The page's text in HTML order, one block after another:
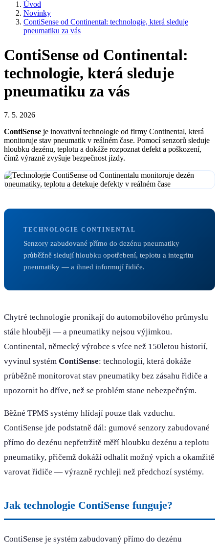
Úvod
Novinky
ContiSense od Continental: technologie, která sleduje
pneumatiku za vás
ContiSense od Continental:
technologie, která sleduje
pneumatiku za vás
7. 5. 2026
ContiSense je inovativní technologie od firmy Continental, která
monitoruje stav pneumatik v reálném čase. Pomocí senzorů sleduje
hloubku dezénu, teplotu a dokáže rozpoznat defekt a poškození,
čímž výrazně zvyšuje bezpečnost jízdy.
TECHNOLOGIE CONTINENTAL
Senzory zabudované přímo do dezénu pneumatiky
průběžně sledují hloubku opotřebení, teplotu a integritu
pneumatiky — a ihned informují řidiče.
Chytré technologie pronikají do automobilového průmyslu
stále hlouběji — a pneumatiky nejsou výjimkou.
Continental, němec­ký výrobce s více než 150letou historií,
vyvinul systém ContiSense: technologii, která dokáže
průběžně monitorovat stav pneumatiky bez zásahu řidiče a
upozornit ho dříve, než se problém stane nebezpečným.
Běžné TPMS systémy hlídají pouze tlak vzduchu.
ContiSense jde podstatně dál: gumové senzory zabudované
přímo do dezénu nepřetržitě měří hloubku dezénu a teplotu
pneumatiky, přičemž dokáží odhalit možný vpich a okamžitě
varovat řidiče — výrazně rychleji než předchozí systémy.
Jak technologie ContiSense funguje?
ContiSense je systém zabudovaný přímo do dezénu